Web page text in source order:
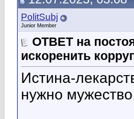
PolitSubj
Junior Member
ОТВЕТ на
искоренить
Истина-
нужно